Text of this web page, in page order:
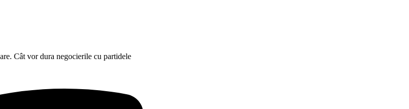
Cât vor dura negocierile cu partidele